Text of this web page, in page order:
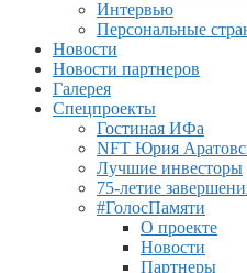
Интервью
Персональные
Новости
Новости партнеров
Галерея
Спецпроекты
Гостиная ИФа
NFT Юрия
Лучшие инвесторы
75-летие
#ГолосПамяти
О проекте
Новости
Партнеры